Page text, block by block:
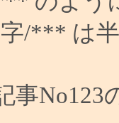
/*** は
事No123